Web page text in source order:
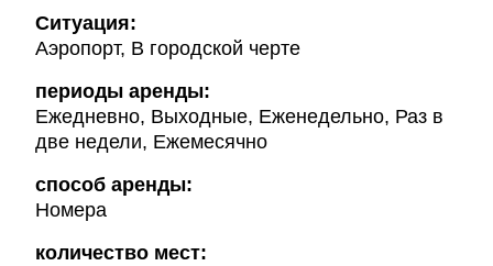
Ситуация:
Аэропорт, В городской черте
периоды аренды:
Ежедневно, Выходные, Еженедельно, Раз в
две недели, Ежемесячно
способ аренды:
Номера
количество мест: